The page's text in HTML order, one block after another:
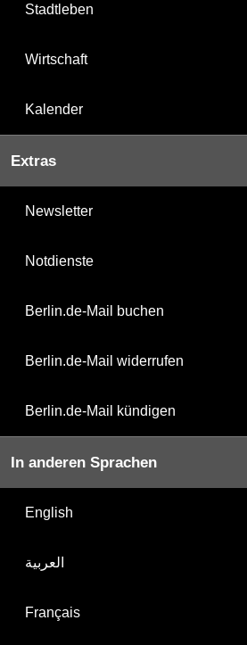
Stadtleben
Wirtschaft
Kalender
Extras
Newsletter
Notdienste
Berlin.de-Mail buchen
Berlin.de-Mail widerrufen
Berlin.de-Mail kündigen
In anderen Sprachen
English
العربية
Français